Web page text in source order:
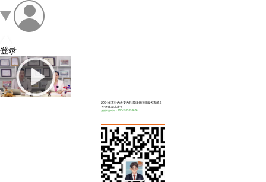
登录
2024年不让内卷变内耗,看涉外法律服务市场是
否“卷出新高度”!
直播开始时间：2023-12-15 19:30:00